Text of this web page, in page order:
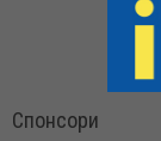
Спонсори